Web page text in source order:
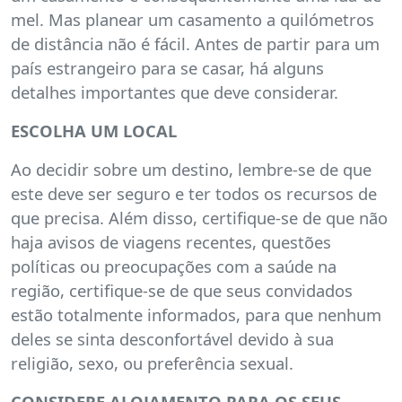
mel. Mas planear um casamento a quilómetros
de distância não é fácil. Antes de partir para um
país estrangeiro para se casar, há alguns
detalhes importantes que deve considerar.
ESCOLHA UM LOCAL
Ao decidir sobre um destino, lembre-se de que
este deve ser seguro e ter todos os recursos de
que precisa. Além disso, certifique-se de que não
haja avisos de viagens recentes, questões
políticas ou preocupações com a saúde na
região, certifique-se de que seus convidados
estão totalmente informados, para que nenhum
deles se sinta desconfortável devido à sua
religião, sexo, ou preferência sexual.